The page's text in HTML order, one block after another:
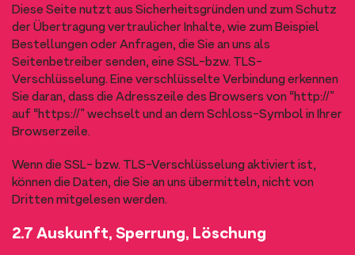
Diese Seite nutzt aus Sicherheitsgründen und zum Schutz
der Übertragung vertraulicher Inhalte, wie zum Beispiel
Bestellungen oder Anfragen, die Sie an uns als
Seitenbetreiber senden, eine SSL-bzw. TLS-
Verschlüsselung. Eine verschlüsselte Verbindung erkennen
Sie daran, dass die Adresszeile des Browsers von “http://”
auf “https://” wechselt und an dem Schloss-Symbol in Ihrer
Browserzeile.
Wenn die SSL- bzw. TLS-Verschlüsselung aktiviert ist,
können die Daten, die Sie an uns übermitteln, nicht von
Dritten mitgelesen werden.
2.7 Auskunft, Sperrung, Löschung